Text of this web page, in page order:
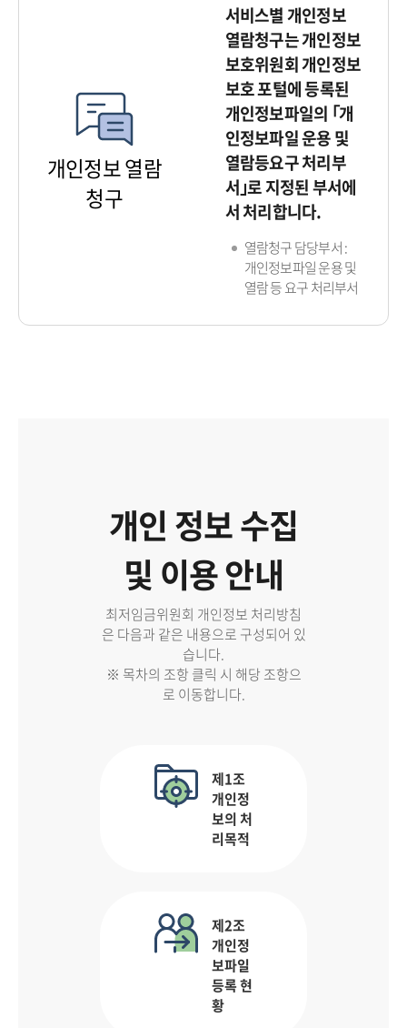
개인정보 열람
청구
서비스별 개인정보
열람청구는 개인정보
보호위원회 개인정보
보호 포털에 등록된
개인정보파일의 ｢개
인정보파일 운용 및
열람등요구 처리부
서｣로 지정된 부서에
서 처리합니다.
열람청구 담당부서 :
개인정보파일 운용 및
열람 등 요구 처리부서
개인 정보 수집
및 이용 안내
최저임금위원회 개인정보 처리방침
은 다음과 같은 내용으로 구성되어 있
습니다.
※ 목차의 조항 클릭 시 해당 조항으
로 이동합니다.
제1조
개인정
보의 처
리목적
제2조
개인정
보파일
등록 현
황